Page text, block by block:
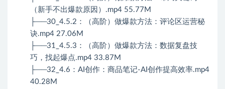
（新手不出爆款原因）.mp4 55.77M
├──30_4.5.2：（高阶）做爆款方法：评论区运营秘
诀.mp4 27.06M
├──31_4.5.3：（高阶）做爆款方法：数据复盘技
巧，找起爆点.mp4 33.87M
├──32_4.6：AI创作：商品笔记-AI创作提高效率.mp4
40.28M